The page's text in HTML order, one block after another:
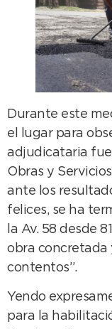
Durante este
el lugar para
adjudicataria
Obras y
ante los
felices, se ha
la Av. 58 desde
obra concretada
contentos”.
Yendo
para la